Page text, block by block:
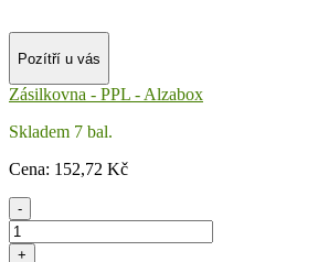
Pozítří u vás
Zásilkovna - PPL - Alzabox
Skladem 7 bal.
Cena: 152,72 Kč
-
+